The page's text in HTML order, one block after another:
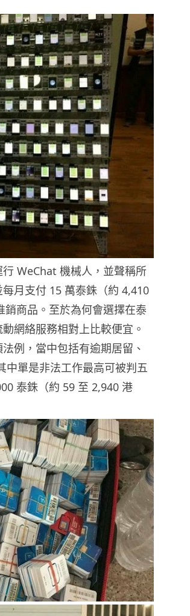
WeChat 機械人，並聲稱所
月支付 15 萬泰銖（約 4,410
商品。至於為何會選擇在泰
網絡服務相對上比較便宜。
例，當中包括有逾期居留、
中單是非法工作最高可被判五
泰銖（約 59 至 2,940 港